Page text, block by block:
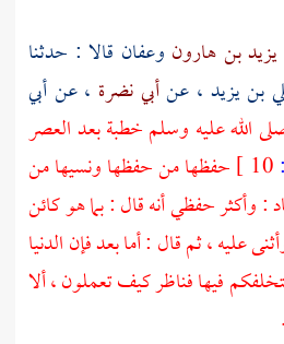
يزيد بن هارون وعفان قالا : حدثنا
بن يزيد ، عنأبي نضرة ، عنأبي
الله عليه وسلم خطبة بعد العصر
حفظها من حفظها ونسيها من
: وأكثر حفظي أنه قال : بما هو كائن
عليه ، ثم قال : أما بعد فإن الدنيا
فيها فناظر كيف تعملون ، ألا